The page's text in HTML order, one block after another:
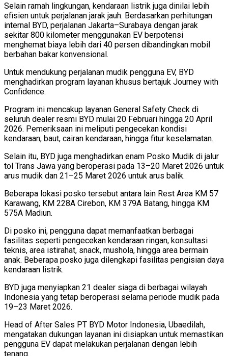
Selain ramah lingkungan, kendaraan listrik juga dinilai lebih
efisien untuk perjalanan jarak jauh. Berdasarkan perhitungan
internal BYD, perjalanan Jakarta–Surabaya dengan jarak
sekitar 800 kilometer menggunakan EV berpotensi
menghemat biaya lebih dari 40 persen dibandingkan mobil
berbahan bakar konvensional.
Untuk mendukung perjalanan mudik pengguna EV, BYD
menghadirkan program layanan khusus bertajuk Journey with
Confidence.
Program ini mencakup layanan General Safety Check di
seluruh dealer resmi BYD mulai 20 Februari hingga 20 April
2026. Pemeriksaan ini meliputi pengecekan kondisi
kendaraan, baut, cairan kendaraan, hingga fitur keselamatan.
Selain itu, BYD juga menghadirkan enam Posko Mudik di jalur
tol Trans Jawa yang beroperasi pada 13–20 Maret 2026 untuk
arus mudik dan 21–25 Maret 2026 untuk arus balik.
Beberapa lokasi posko tersebut antara lain Rest Area KM 57
Karawang, KM 228A Cirebon, KM 379A Batang, hingga KM
575A Madiun.
Di posko ini, pengguna dapat memanfaatkan berbagai
fasilitas seperti pengecekan kendaraan ringan, konsultasi
teknis, area istirahat, snack, mushola, hingga area bermain
anak. Beberapa posko juga dilengkapi fasilitas pengisian daya
kendaraan listrik.
BYD juga menyiapkan 21 dealer siaga di berbagai wilayah
Indonesia yang tetap beroperasi selama periode mudik pada
19–23 Maret 2026.
Head of After Sales PT BYD Motor Indonesia, Ubaedilah,
mengatakan dukungan layanan ini disiapkan untuk memastikan
pengguna EV dapat melakukan perjalanan dengan lebih
tenang.